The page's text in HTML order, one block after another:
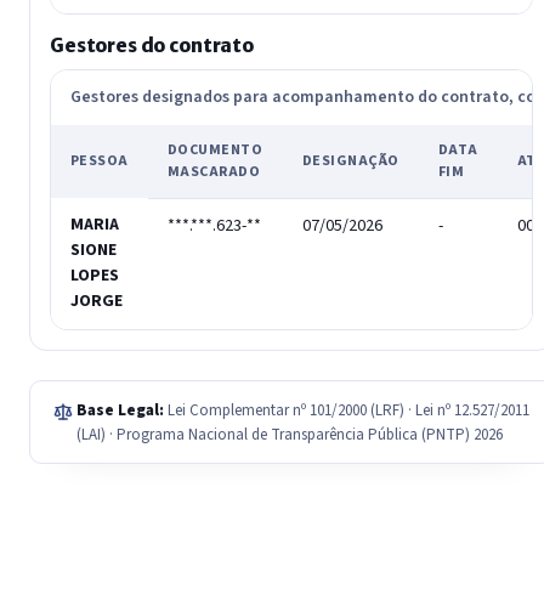
Gestores do contrato
Gestores designados para acompanhamento do contrato,
PESSOA
DOCUMENTO
MASCARADO
DESIGNAÇÃO
DATA
FIM
MARIA
SIONE
LOPES
JORGE
***.***.623-** 07/05/2026 -
Base Legal: Lei Complementar nº 101/2000 (LRF) · Lei nº 12.527/2011
(LAI) · Programa Nacional de Transparência Pública (PNTP) 2026